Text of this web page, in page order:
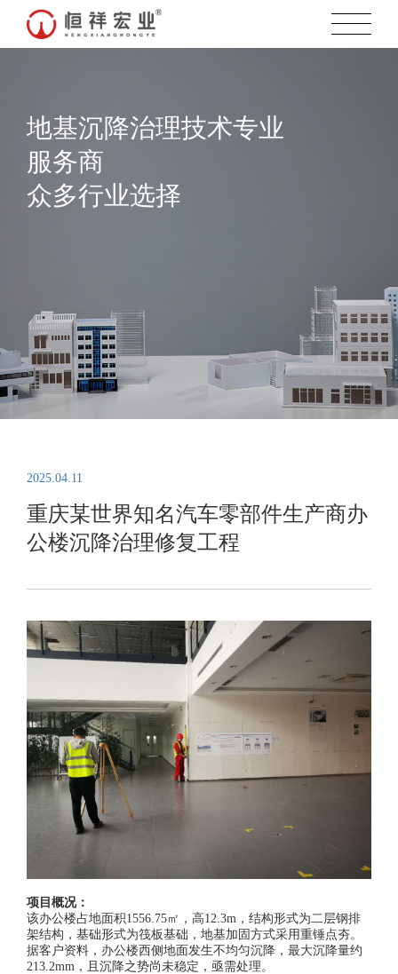
地基沉降治理技术专业
服务商
众多行业选择
2025.04.11
重庆某世界知名汽车零部件生产商办
公楼沉降治理修复工程
项目概况：
该办公楼占地面积1556.75㎡，高12.3m，结构形式为二层钢排
架结构，基础形式为筏板基础，地基加固方式采用重锤点夯。
据客户资料，办公楼西侧地面发生不均匀沉降，最大沉降量约
213.2mm，且沉降之势尚未稳定，亟需处理。